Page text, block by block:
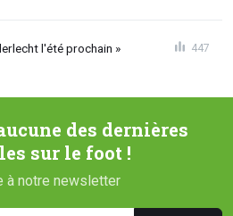
l'été prochain » 447
des dernières
sur le foot !
à notre newsletter